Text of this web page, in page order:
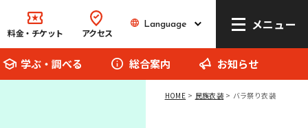
料金・チケット アクセス
Language メニュー
学ぶ・調べる 総合案内 お知らせ
Language
HOME 民族衣装 バラ祭り衣装